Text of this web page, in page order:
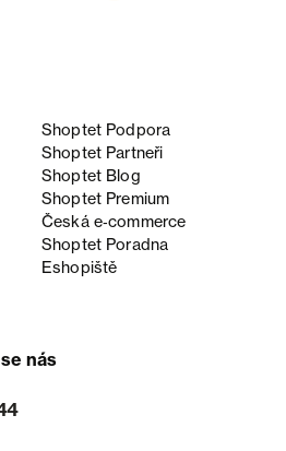
Shoptet Podpora
Shoptet Partneři
Shoptet Blog
Shoptet Premium
Česká e‑commerce
Shoptet Poradna
Eshopiště
nás